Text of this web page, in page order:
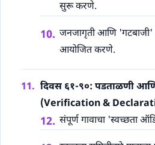
सुरू करणे.
जनजागृती आणि
आयोजित करणे.
दिवस ६१-९०: पडताळणी
(Verification &
संपूर्ण गावाचा 'स्वच्छता